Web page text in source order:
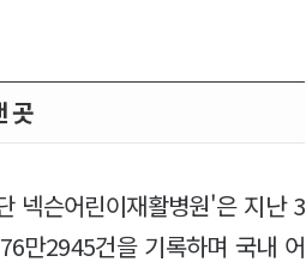
곳
넥슨어린이재활병원'은 지난 3
만2945건을 기록하며 국내 어